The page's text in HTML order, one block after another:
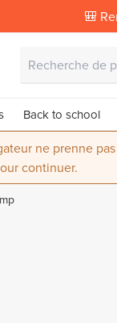
🎒
Back to school
ne prenne
continuer.